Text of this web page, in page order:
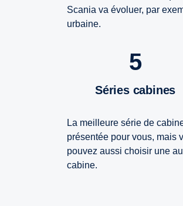
Scania va évoluer, par
urbaine.
5
Séries cabines
La meilleure série de
présentée pour vous, mais
pouvez aussi choisir une
cabine.